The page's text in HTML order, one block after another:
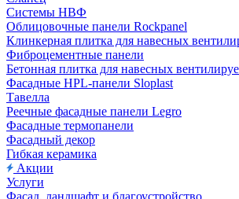
Системы НВФ
Облицовочные панели Rockpanel
Клинкерная плитка для навесных
Фиброцементные панели
Бетонная плитка для навесных
Фасадные HPL-панели Sloplast
Тавелла
Реечные фасадные панели Legro
Фасадные термопанели
Фасадный декор
Гибкая керамика
Акции
Услуги
Фасад, ландшафт и благоустройство